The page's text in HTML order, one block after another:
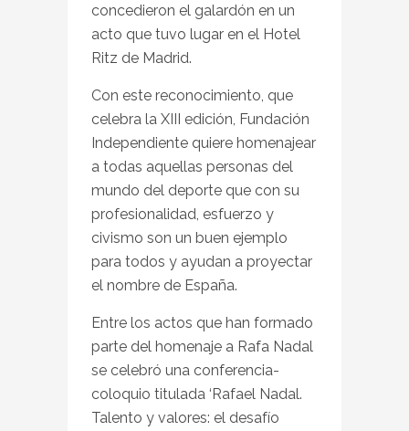
concedieron el galardón en un
acto que tuvo lugar en el Hotel
Ritz de Madrid.
Con este reconocimiento, que
celebra la XIII edición, Fundación
Independiente quiere homenajear
a todas aquellas personas del
mundo del deporte que con su
profesionalidad, esfuerzo y
civismo son un buen ejemplo
para todos y ayudan a proyectar
el nombre de España.
Entre los actos que han formado
parte del homenaje a Rafa Nadal
se celebró una conferencia-
coloquio titulada ‘Rafael Nadal.
Talento y valores: el desafío